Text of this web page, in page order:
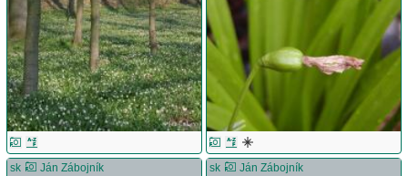
sk
Ján Zábojník
sk
Ján Zábojník